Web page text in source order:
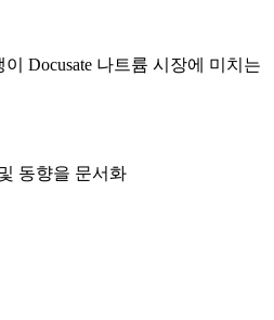
Docusate 나트륨 시장에 미치는
동향을 문서화